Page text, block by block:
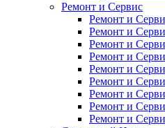
Ремонт и Сервис
Ремонт и
Ремонт и
Ремонт и
Ремонт и
Ремонт и
Ремонт и
Ремонт и
Ремонт и
Ремонт и